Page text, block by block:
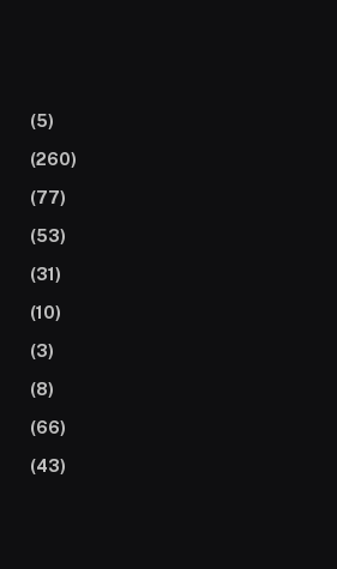
(5)
(260)
(77)
(53)
(31)
(10)
(3)
(8)
(66)
(43)